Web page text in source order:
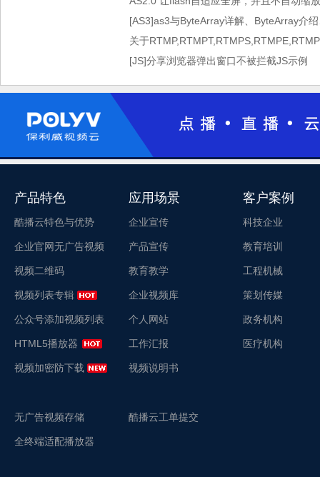
[AS3]as3与ByteArray详解、ByteArray介
关于
[JS]分享浏览器弹出窗口不被拦截JS示例
产品特色
酷播云特色与优势
企业官网无广告视频
视频二维码
视频列表专辑
公众号添加视频列表
HTML5播放器
视频加密防下载
无广告视频存储
全终端适配播放器
应用场景
企业宣传
产品宣传
教育教学
企业视频库
个人网站
工作汇报
视频说明书
酷播云工单提交
客户案例
科技企业
教育培训
工程机械
策划传媒
政务机构
医疗机构